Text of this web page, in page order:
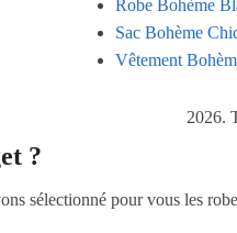
Robe Bohème
Sac Bohème
Vêtement
2026.
?
sélectionné pour vous les